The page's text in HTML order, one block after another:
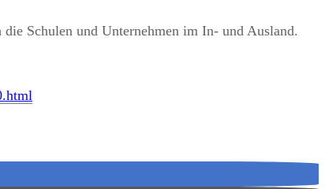
Schulen und Unternehmen im In- und Ausland.